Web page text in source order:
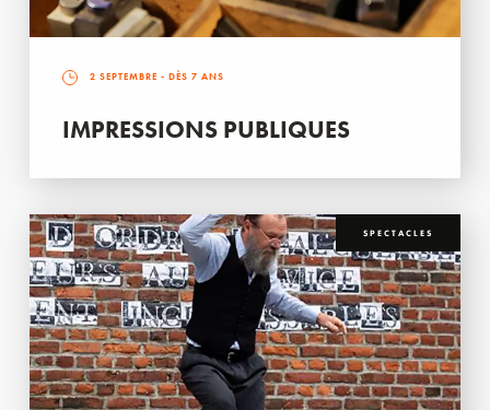
2 SEPTEMBRE - DÈS 7 ANS
IMPRESSIONS PUBLIQUES
SPECTACLES